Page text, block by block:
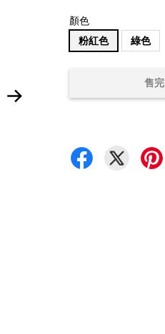
顏色
粉紅色 綠色
售完